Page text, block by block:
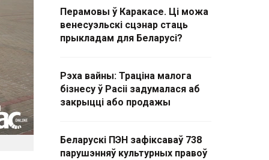
Перамовы ў Каракасе. Ці можа
венесуэльскі сцэнар стаць
прыкладам для Беларусі?
Рэха вайны: Траціна малога
бізнесу ў Расіі задумалася аб
закрыцці або продажы
Беларускі ПЭН зафіксаваў 738
парушэнняў культурных правоў